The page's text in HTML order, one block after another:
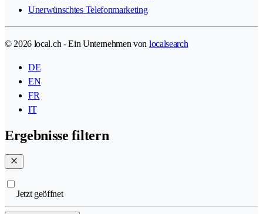
Unerwünschtes Telefonmarketing
© 2026 local.ch - Ein Unternehmen von localsearch
DE
EN
FR
IT
Ergebnisse filtern
Jetzt geöffnet